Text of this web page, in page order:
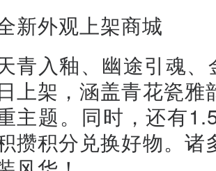
新外观上架商城
青入釉、幽途引魂
上架，涵盖青花瓷
主题。同时，还有
攒积分兑换好物。